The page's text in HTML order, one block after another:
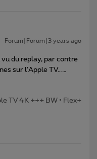
Forum|Forum|3 years ago
du replay, par contre
sur l’Apple TV……
TV 4K +++ BW • Flex+